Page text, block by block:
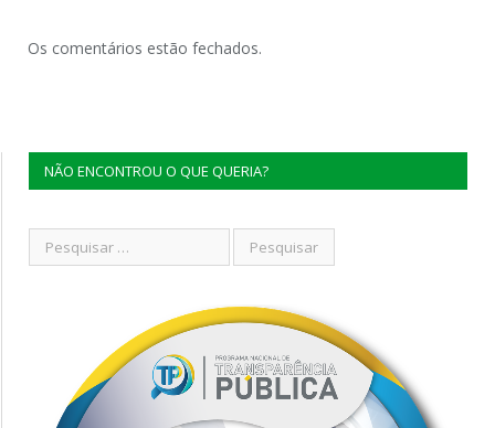
Os comentários estão fechados.
NÃO ENCONTROU O QUE QUERIA?